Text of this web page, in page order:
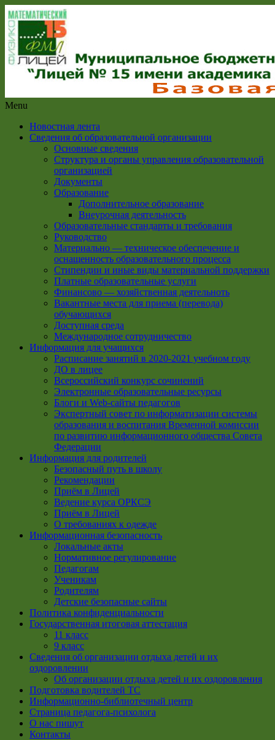
Menu
Новостная лента
Сведения об образовательной организации
Основные сведения
Структура и органы управления образовательной
организацией
Документы
Образование
Дополнительное образование
Внеурочная деятельность
Образовательные стандарты и требования
Руководство
Материально — техническое обеспечение и
оснащенность образовательного процесса
Стипендии и иные виды материальной поддержки
Платные образовательные услуги
Финансово — хозяйственная деятельноть
Вакантные места для приема (перевода)
обучающихся
Доступная среда
Международное сотрудничество
Информация для учащихся
Расписание занятий в 2020-2021 учебном году
ДО в лицее
Всероссийский конкурс сочинений
Электронные образовательные ресурсы
Блоги и Web-сайты педагогов
Экспертный совет по информатизации системы
образования и воспитания Временной комиссии
по развитию информационного общества Совета
Федерации
Информация для родителей
Безопасный путь в школу
Рекомендации
Приём в Лицей
Ведение курса ОРКСЭ
Приём в Лицей
О требованиях к одежде
Информационная безопасность
Локальные акты
Нормативное регулирование
Педагогам
Ученикам
Родителям
Детские безопасные сайты
Политика конфиденциальности
Государственная итоговая аттестация
11 класс
9 класс
Сведения об организации отдыха детей и их
оздоровлении
Об организации отдыха детей и их оздоровления
Подготовка водителей ТС
Информационно-библиотечный центр
Страница педагога-психолога
О нас пишут
Контакты